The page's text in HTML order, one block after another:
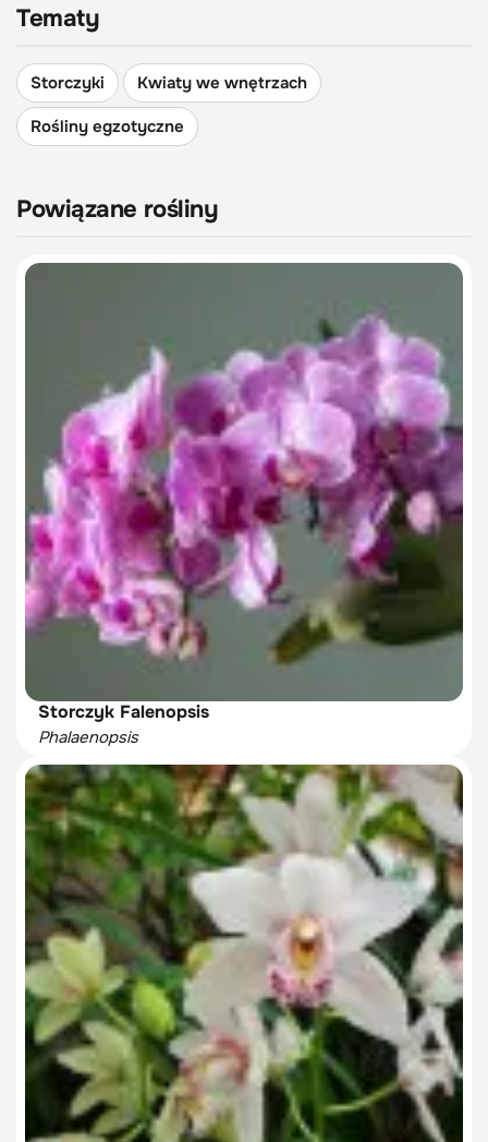
Tematy
Storczyki
Kwiaty we wnętrzach
Rośliny egzotyczne
Powiązane rośliny
Storczyk Falenopsis
Phalaenopsis